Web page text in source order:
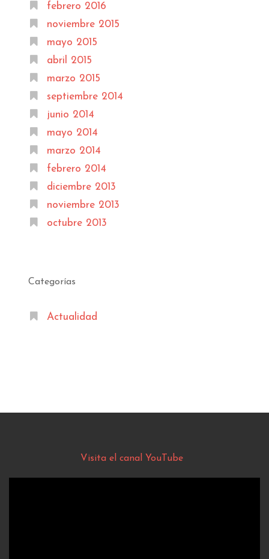
febrero 2016
noviembre 2015
mayo 2015
abril 2015
marzo 2015
septiembre 2014
junio 2014
mayo 2014
marzo 2014
febrero 2014
diciembre 2013
noviembre 2013
octubre 2013
Categorías
Actualidad
Visita el canal YouTube